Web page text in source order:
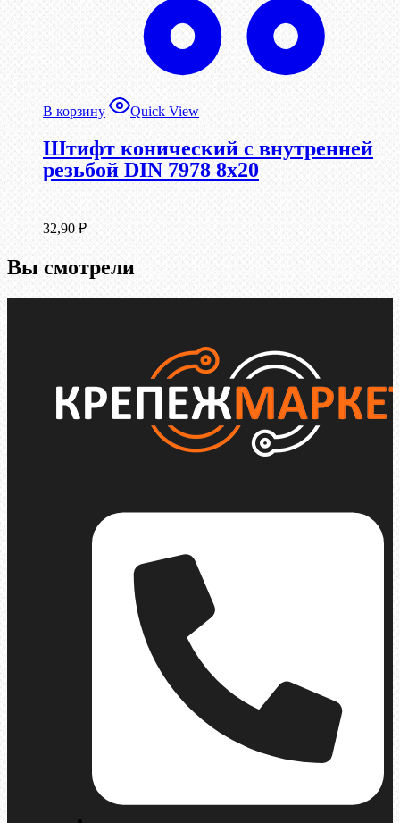
В корзину Quick View
Штифт конический с внутренней
резьбой DIN 7978 8х20
32,90 ₽
Вы смотрели